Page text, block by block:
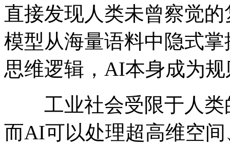
直接发现人类未曾察觉
模型从海量语料中隐式
思维逻辑，AI本身成为
工业社会受限于人类
而AI可以处理超高维空